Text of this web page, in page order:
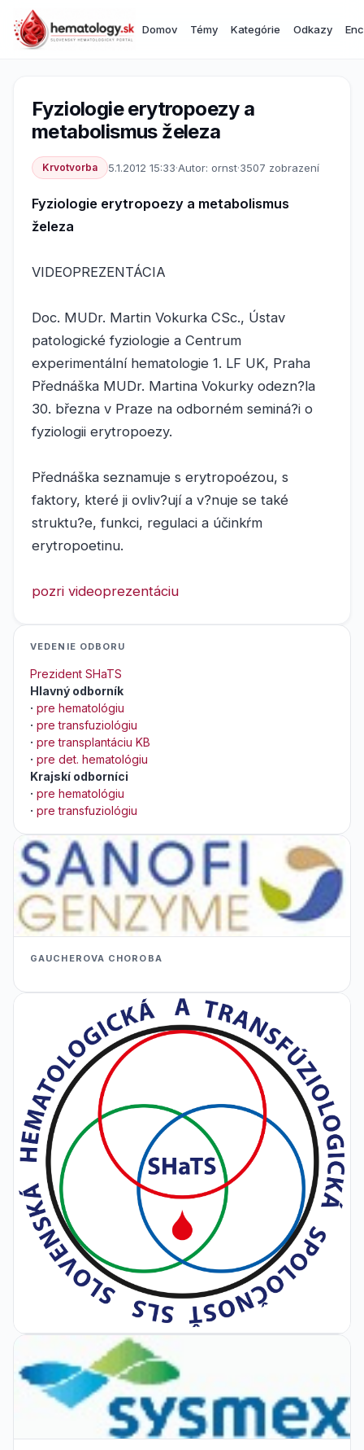
Domov Témy Kategórie Odkazy
Fyziologie erytropoezy a
metabolismus železa
Krvotvorba 5.1.2012 15:33·Autor: ornst·3507 zobrazení
Fyziologie erytropoezy a metabolismus
železa
VIDEOPREZENTÁCIA
Doc. MUDr. Martin Vokurka CSc., Ústav
patologické fyziologie a Centrum
experimentální hematologie 1. LF UK, Praha
Přednáška MUDr. Martina Vokurky odezn?la
30. března v Praze na odborném seminá?i o
fyziologii erytropoezy.
Přednáška seznamuje s erytropoézou, s
faktory, které ji ovliv?ují a v?nuje se také
struktu?e, funkci, regulaci a účinkŕm
erytropoetinu.
pozri videoprezentáciu
VEDENIE ODBORU
Prezident SHaTS
Hlavný odborník
· pre hematológiu
· pre transfuziológiu
· pre transplantáciu KB
· pre det. hematológiu
Krajskí odborníci
· pre hematológiu
· pre transfuziológiu
GAUCHEROVA CHOROBA